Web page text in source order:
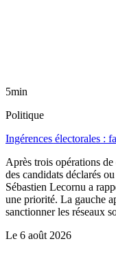
5min
Politique
Ingérences électorales :
Après trois opérations
des candidats déclarés
Sébastien Lecornu a
une priorité. La gauche
sanctionner les réseaux
Le 6 août 2026